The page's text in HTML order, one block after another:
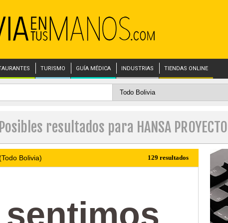
TURISMO GUÍA MÉDICA INDUSTRIAS TIENDAS ONLINE
Posibles resultados para HANSA
Bolivia) 129 resultados